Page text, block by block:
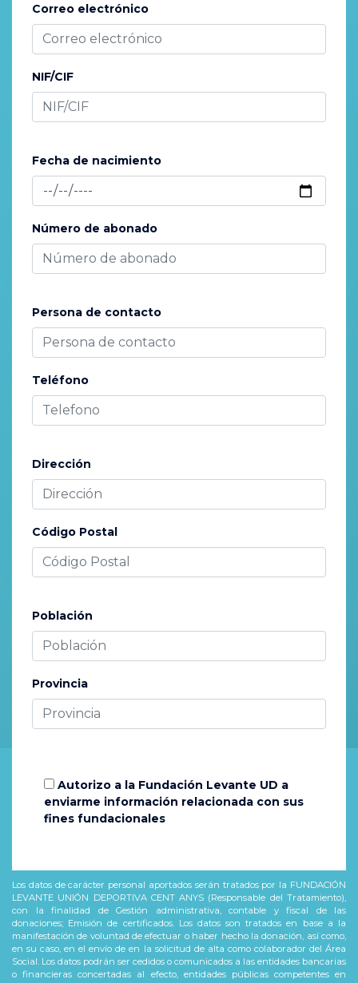
Correo electrónico
NIF/CIF
Fecha de nacimiento
Número de abonado
Persona de contacto
Teléfono
Dirección
Código Postal
Población
Provincia
Autorizo a la Fundación Levante UD a
enviarme información relacionada con sus
fines fundacionales
Los datos de carácter personal aportados serán tratados por la FUNDACIÓN
LEVANTE UNIÓN DEPORTIVA CENT ANYS (Responsable del Tratamiento),
con la finalidad de Gestión administrativa, contable y fiscal de las
donaciones; Emisión de certificados. Los datos son tratados en base a la
manifestación de voluntad de efectuar o haber hecho la donación, así como,
en su caso, en el envío de en la solicitud de alta como colaborador del Área
Social. Los datos podrán ser cedidos o comunicados a las entidades bancarias
o financieras concertadas al efecto, entidades públicas competentes en